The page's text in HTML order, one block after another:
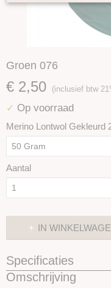
Groen 076
€ 2,50 (inclusief btw
✓ Op voorraad
Merino Lontwol Gekleurd
Aantal
IN
Specificaties
Productcode
Omschrijving